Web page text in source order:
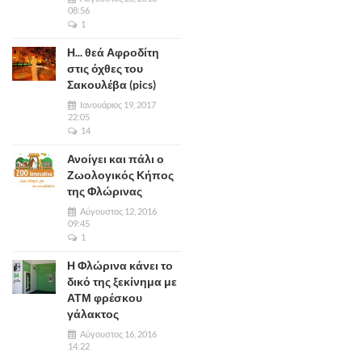
08:56
1
Η... θεά Αφροδίτη
στις όχθες του
Σακουλέβα (pics)
Ιανουάριος 19, 2017
22:05
14
Ανοίγει και πάλι ο
Ζωολογικός Κήπος
της Φλώρινας
Αύγουστος 12, 2016
09:45
1
Η Φλώρινα κάνει το
δικό της ξεκίνημα με
ΑΤΜ φρέσκου
γάλακτος
Αύγουστος 16, 2016
14:22